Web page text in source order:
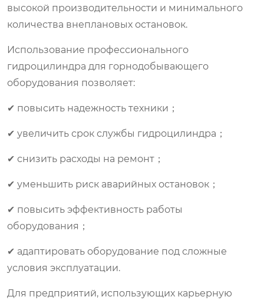
высокой производительности и минимального
количества внеплановых остановок.
Использование профессионального
гидроцилиндра для горнодобывающего
оборудования позволяет:
✔ повысить надежность техники；
✔ увеличить срок службы гидроцилиндра；
✔ снизить расходы на ремонт；
✔ уменьшить риск аварийных остановок；
✔ повысить эффективность работы
оборудования；
✔ адаптировать оборудование под сложные
условия эксплуатации.
Для предприятий, использующих карьерную